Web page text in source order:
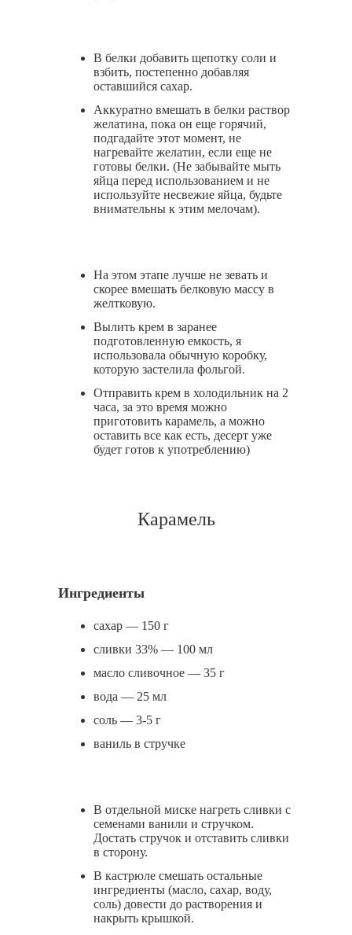
В белки добавить щепотку соли и
взбить, постепенно добавляя
оставшийся сахар.
Аккуратно вмешать в белки раствор
желатина, пока он еще горячий,
подгадайте этот момент, не
нагревайте желатин, если еще не
готовы белки. (Не забывайте мыть
яйца перед использованием и не
используйте несвежие яйца, будьте
внимательны к этим мелочам).
На этом этапе лучше не зевать и
скорее вмешать белковую массу в
желтковую.
Вылить крем в заранее
подготовленную емкость, я
использовала обычную коробку,
которую застелила фольгой.
Отправить крем в холодильник на 2
часа, за это время можно
приготовить карамель, а можно
оставить все как есть, десерт уже
будет готов к употреблению)
Карамель
Ингредиенты
сахар — 150 г
сливки 33% — 100 мл
масло сливочное — 35 г
вода — 25 мл
соль — 3-5 г
ваниль в стручке
В отдельной миске нагреть сливки с
семенами ванили и стручком.
Достать стручок и отставить сливки
в сторону.
В кастрюле смешать остальные
ингредиенты (масло, сахар, воду,
соль) довести до растворения и
накрыть крышкой.